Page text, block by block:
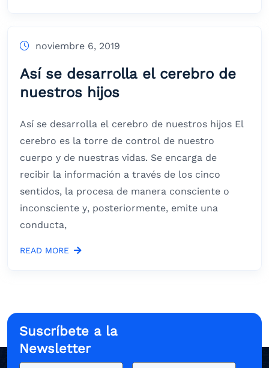
noviembre 6, 2019
Así se desarrolla el cerebro de
nuestros hijos
Así se desarrolla el cerebro de nuestros hijos El
cerebro es la torre de control de nuestro
cuerpo y de nuestras vidas. Se encarga de
recibir la información a través de los cinco
sentidos, la procesa de manera consciente o
inconsciente y, posteriormente, emite una
conducta,
READ MORE
Suscríbete a la
Newsletter